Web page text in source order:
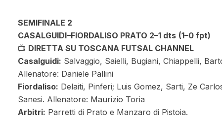
SEMIFINALE 2
CASALGUIDI–FIORDALISO PRATO 2–1 dts (1–0 fpt)
📺 DIRETTA SU TOSCANA FUTSAL CHANNEL
Casalguidi: Salvaggio, Saielli, Bugiani, Chiappelli,
Allenatore: Daniele Pallini
Fiordaliso: Delaiti, Pinferi; Luis Gomez, Sarti, Ze
Sanesi. Allenatore: Maurizio Toria
Arbitri: Parretti di Prato e Manzaro di Pistoia.